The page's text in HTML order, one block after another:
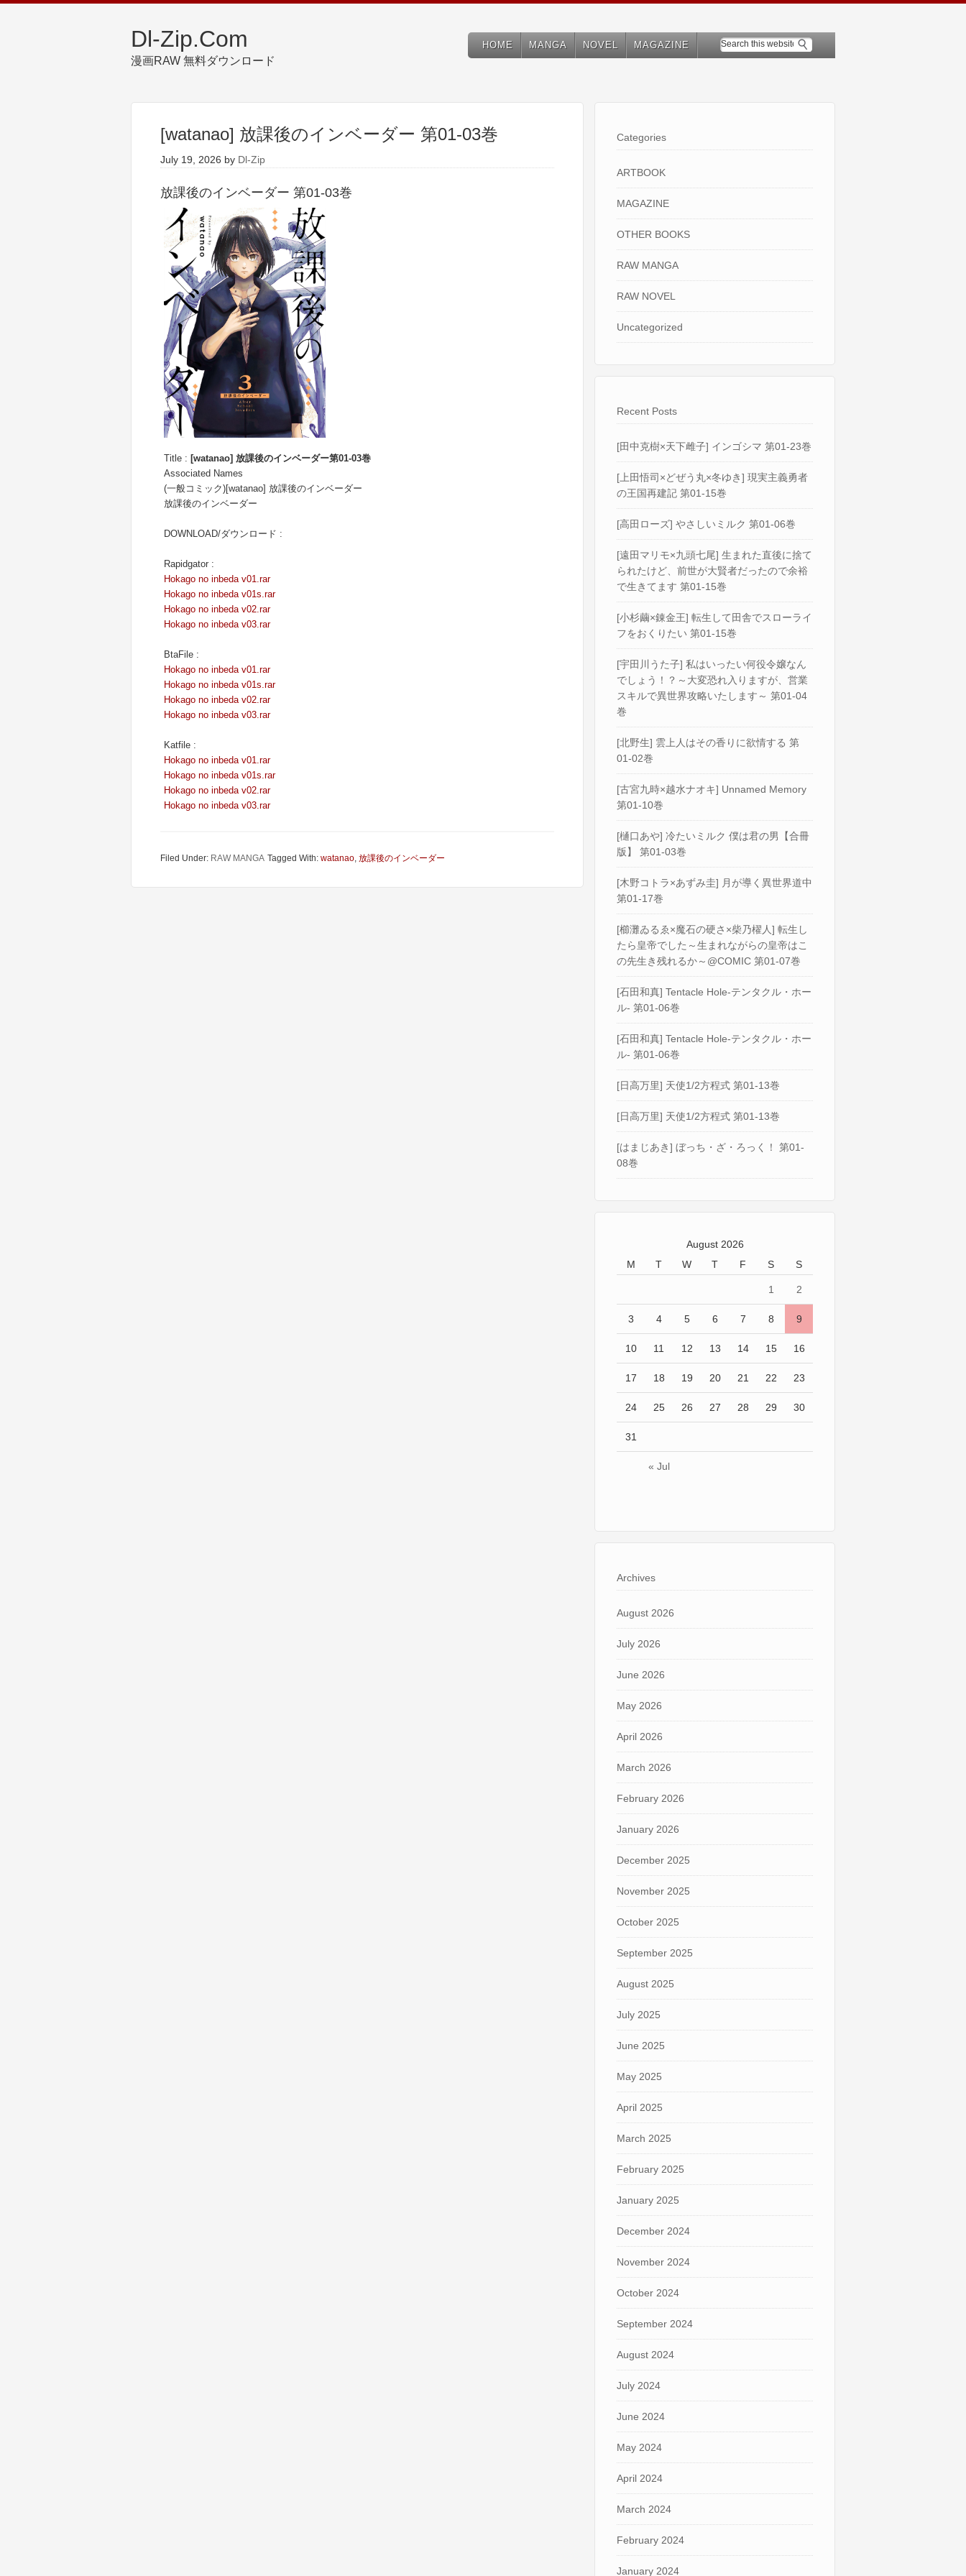
Dl-Zip.Com
漫画RAW 無料ダウンロード
HOME MANGA NOVEL MAGAZINE
[watanao] 放課後のインベーダー 第01-03巻
July 19, 2026 by Dl-Zip
放課後のインベーダー 第01-03巻
Title : [watanao] 放課後のインベーダー第01-03巻
Associated Names
(一般コミック)[watanao] 放課後のインベーダー
放課後のインベーダー
DOWNLOAD/ダウンロード :
Rapidgator :
Hokago no inbeda v01.rar
Hokago no inbeda v01s.rar
Hokago no inbeda v02.rar
Hokago no inbeda v03.rar
BtaFile :
Hokago no inbeda v01.rar
Hokago no inbeda v01s.rar
Hokago no inbeda v02.rar
Hokago no inbeda v03.rar
Katfile :
Hokago no inbeda v01.rar
Hokago no inbeda v01s.rar
Hokago no inbeda v02.rar
Hokago no inbeda v03.rar
Filed Under: RAW MANGA Tagged With: watanao, 放課後のインベーダー
Categories
ARTBOOK
MAGAZINE
OTHER BOOKS
RAW MANGA
RAW NOVEL
Uncategorized
Recent Posts
[田中克樹×天下雌子] インゴシマ 第01-23巻
[上田悟司×どぜう丸×冬ゆき] 現実主義勇者
の王国再建記 第01-15巻
[高田ローズ] やさしいミルク 第01-06巻
[遠田マリモ×九頭七尾] 生まれた直後に捨て
られたけど、前世が大賢者だったので余裕
で生きてます 第01-15巻
[小杉繭×錬金王] 転生して田舎でスローライ
フをおくりたい 第01-15巻
[宇田川うた子] 私はいったい何役令嬢なん
でしょう！？～大変恐れ入りますが、営業
スキルで異世界攻略いたします～ 第01-04
巻
[北野生] 雲上人はその香りに欲情する 第
01-02巻
[古宮九時×越水ナオキ] Unnamed Memory
第01-10巻
[樋口あや] 冷たいミルク 僕は君の男【合冊
版】 第01-03巻
[木野コトラ×あずみ圭] 月が導く異世界道中
第01-17巻
[櫛灘ゐるゑ×魔石の硬さ×柴乃櫂人] 転生し
たら皇帝でした～生まれながらの皇帝はこ
の先生き残れるか～@COMIC 第01-07巻
[石田和真] Tentacle Hole-テンタクル・ホー
ル- 第01-06巻
[石田和真] Tentacle Hole-テンタクル・ホー
ル- 第01-06巻
[日高万里] 天使1/2方程式 第01-13巻
[日高万里] 天使1/2方程式 第01-13巻
[はまじあき] ぼっち・ざ・ろっく！ 第01-
08巻
August 2026
M
T W T F S S
« Jul
1 2
3 4 5 6 7 8 9
10 11 12 13 14 15 16
17 18 19 20 21 22 23
24 25 26 27 28 29 30
31
Archives
August 2026
July 2026
June 2026
May 2026
April 2026
March 2026
February 2026
January 2026
December 2025
November 2025
October 2025
September 2025
August 2025
July 2025
June 2025
May 2025
April 2025
March 2025
February 2025
January 2025
December 2024
November 2024
October 2024
September 2024
August 2024
July 2024
June 2024
May 2024
April 2024
March 2024
February 2024
January 2024